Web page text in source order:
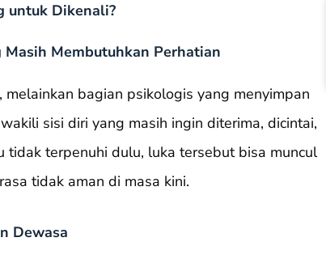
untuk Dikenali?
Membutuhkan Perhatian
bagian psikologis yang menyimpan
sisi diri yang masih ingin diterima, dicintai,
terpenuhi dulu, luka tersebut bisa muncul
tidak aman di masa kini.
Dewasa